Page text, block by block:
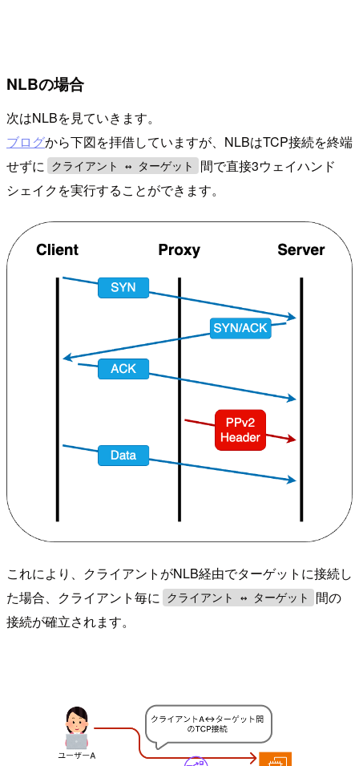
NLBの場合
次はNLBを見ていきます。
ブログから下図を拝借していますが、NLBはTCP接続を終端
せずに
クライアント ↔︎ ターゲット
間で直接3ウェイハンド
シェイクを実行することができます。
これにより、クライアントがNLB経由でターゲットに接続し
た場合、クライアント毎に
クライアント ↔︎ ターゲット
間の
接続が確立されます。